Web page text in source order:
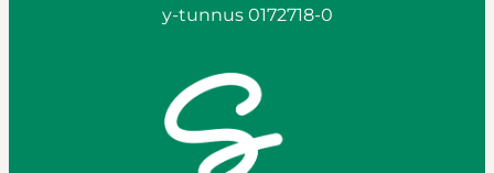
y-tunnus 0172718-0